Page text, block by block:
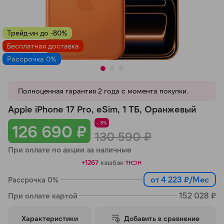
Трейд-ин до -80%
Бесплатная доставка
Рассрочка 0%
126 690 ₽ - 3%
130 590 ₽
При оплате по акции за наличные
+1267 кэшбэк
Рассрочка 0% от 4 223 ₽/Мес
При оплате картой 152 028 ₽
Полноценная гарантия 2 года с момента покупки.
Apple iPhone 17 Pro, eSim, 1 ТБ, Оранжевый
Характеристики Добавить в сравнение
в корзину
Оплачивайте сегодня только
% картой любого банка
Получайте товар
выбранный способом
Оставшиеся 75 % будут
списыватьсяс вашей карты
Подробнее